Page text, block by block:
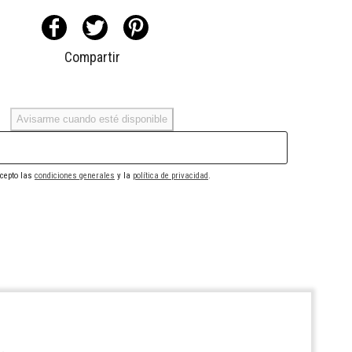
Compartir
Avisarme cuando esté disponible
las condiciones generales y la política de privacidad .